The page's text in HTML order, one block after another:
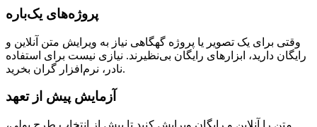
پروژه‌های یک‌باره
وقتی برای یک تصویر یا پروژه گهگاهی نیاز به ویرایش متن آنلاین و
رایگان دارید، ابزارهای رایگان بی‌نظیرند. نیازی نیست برای استفاده
نادر، نرم‌افزار گران بخرید.
آزمایش پیش از تعهد
متن را آنلاین و رایگان ویرایش کنید تا پیش از انتخاب طرح پولی،